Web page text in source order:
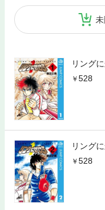
リング
528
リング
528